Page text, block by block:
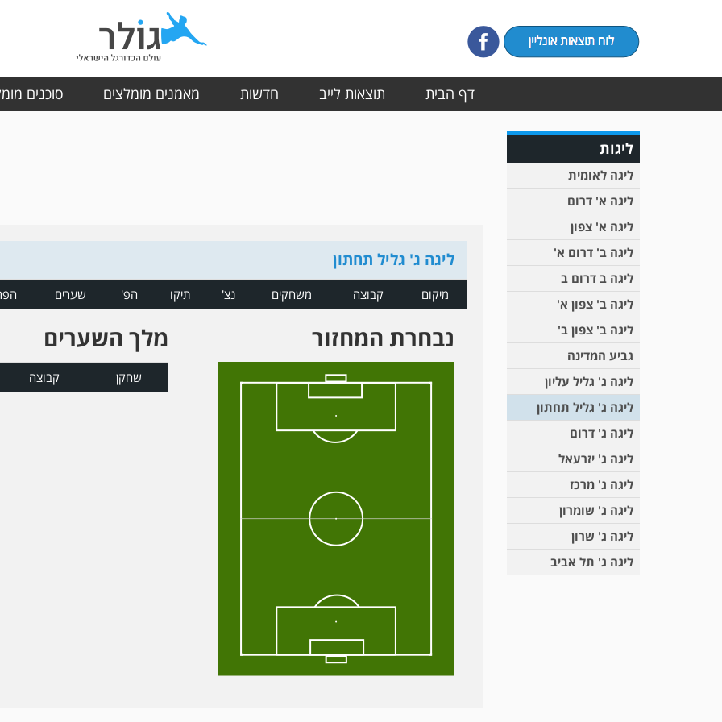
דף הבית תוצאות לייב חדשות מאמנים מומלצים סוכנים
ליגות
ליגה לאומית
ליגה א' דרום
ליגה א' צפון
ליגה ב' דרום א'
ליגה ב דרום ב
ליגה ב' צפון א'
ליגה ב' צפון ב'
גביע המדינה
ליגה ג' גליל עליון
ליגה ג' גליל תחתון
ליגה ג' דרום
ליגה ג' יזרעאל
ליגה ג' מרכז
ליגה ג' שומרון
ליגה ג' שרון
ליגה ג' תל אביב
ליגה ג' גליל תחתון
מיקום קבוצה משחקים נצ' תיקו הפ' שערים
נבחרת המחזור מלך השערים
שחקן קבוצה